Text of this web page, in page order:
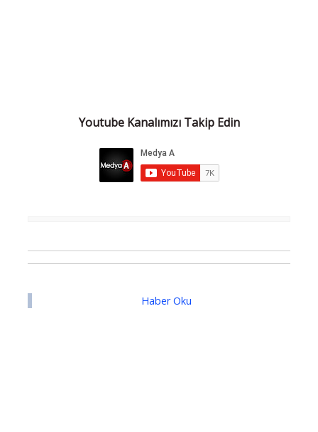
Youtube Kanalımızı Takip Edin
Haber Oku